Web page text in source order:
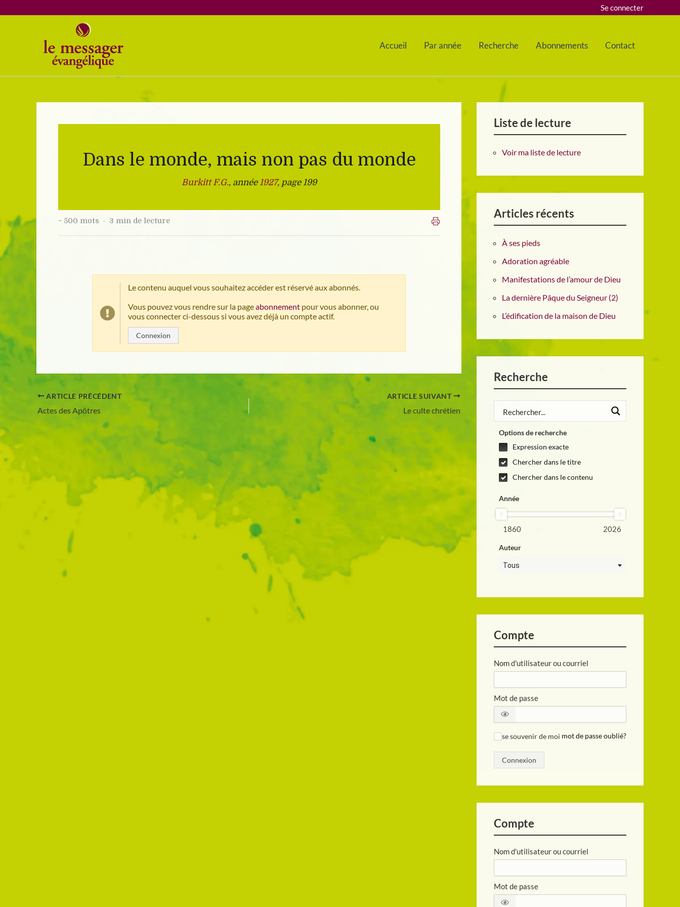
Se connecter
Accueil Par année Recherche Abonnements Contact
Dans le monde, mais non pas du monde
Burkitt F.G., année 1927, page 199
~ 500 mots · 3 min de lecture
Le contenu auquel vous souhaitez accéder est réservé aux abonnés.
Vous pouvez vous rendre sur la pageabonnement pour vous abonner, ou
vous connecter ci-dessous si vous avez déjà un compte actif.
Connexion
ARTICLE PRÉCÉDENT
Actes des Apôtres
ARTICLE SUIVANT
Le culte chrétien
Liste de lecture
Voir ma liste de lecture
Articles récents
À ses pieds
Adoration agréable
Manifestations de l’amour de Dieu
La dernière Pâque du Seigneur (2)
L’édification de la maison de Dieu
Recherche
Options de recherche
Expression exacte
Chercher dans le titre
Chercher dans le contenu
Année
1860 2026
Auteur
Tous
Compte
Nom d'utilisateur ou courriel
Mot de passe
se souvenir de moi mot de passe oublié?
Connexion
Compte
Nom d'utilisateur ou courriel
Mot de passe